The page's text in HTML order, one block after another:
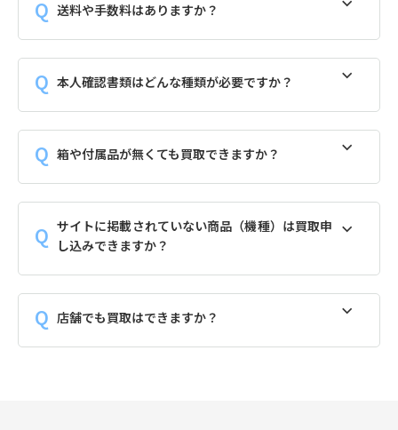
送料や手数料はありますか？
本人確認書類はどんな種類が必要ですか？
箱や付属品が無くても買取できますか？
サイトに掲載されていない商品（機種）は買取申
し込みできますか？
店舗でも買取はできますか？